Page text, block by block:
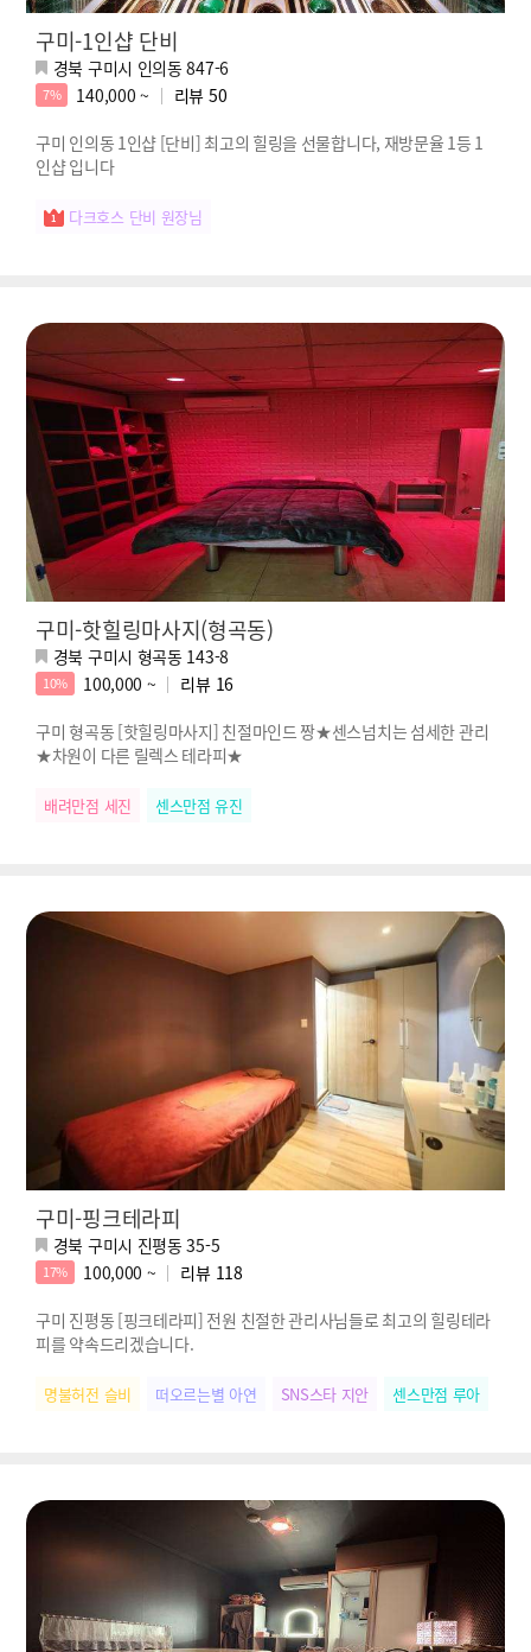
구미-1인샵 단비
경북 구미시 인의동 847-6
7% 140,000 ~ 리뷰 50
구미 인의동 1인샵 [단비] 최고의 힐링을 선물합니다, 재방문율 1등 1
인샵 입니다
다크호스 단비 원장님
구미-핫힐링마사지(형곡동)
경북 구미시 형곡동 143-8
10% 100,000 ~ 리뷰 16
구미 형곡동 [핫힐링마사지] 친절마인드 짱★센스넘치는 섬세한 관리
★차원이 다른 릴렉스 테라피★
배려만점 세진 센스만점 유진
구미-핑크테라피
경북 구미시 진평동 35-5
17% 100,000 ~ 리뷰 118
구미 진평동 [핑크테라피] 전원 친절한 관리사님들로 최고의 힐링테라
피를 약속드리겠습니다.
명불허전 슬비 떠오르는별 아연 SNS스타 지안 센스만점 루아